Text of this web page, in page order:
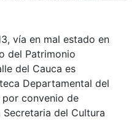
vía en mal estado en
del Patrimonio
del Cauca es
Departamental del
por convenio de
del Cultura